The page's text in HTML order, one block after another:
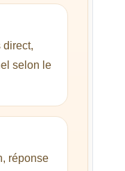
direct,
selon le
réponse